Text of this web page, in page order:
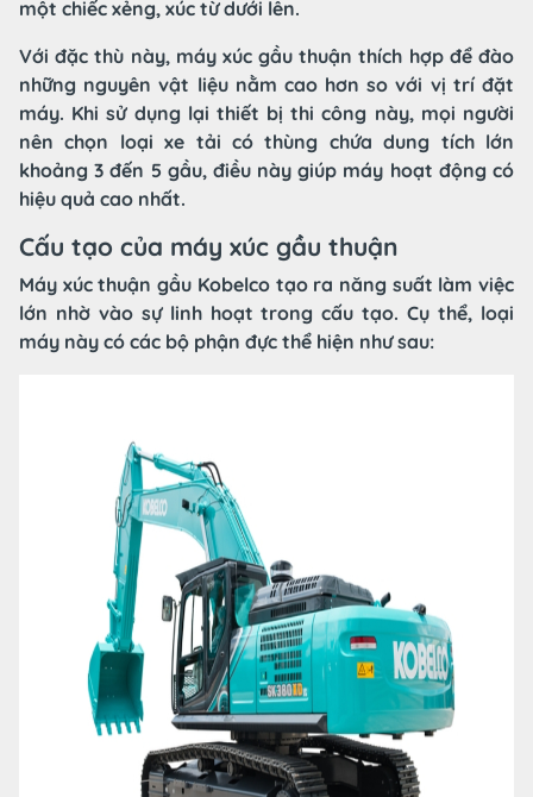
một chiếc xẻng, xúc từ dưới lên.
Với đặc thù này, máy xúc gầu thuận thích hợp để đào
những nguyên vật liệu nằm cao hơn so với vị trí đặt
máy. Khi sử dụng lại thiết bị thi công này, mọi người
nên chọn loại xe tải có thùng chứa dung tích lớn
khoảng 3 đến 5 gầu, điều này giúp máy hoạt động có
hiệu quả cao nhất.
Cấu tạo của máy xúc gầu thuận
Máy xúc thuận gầu Kobelco tạo ra năng suất làm việc
lớn nhờ vào sự linh hoạt trong cấu tạo. Cụ thể, loại
máy này có các bộ phận đực thể hiện như sau: